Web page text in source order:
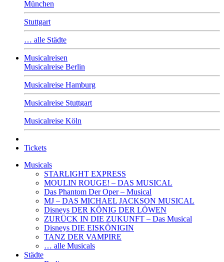
München
Stuttgart
… alle Städte
Musicalreisen
Musicalreise Berlin
Musicalreise Hamburg
Musicalreise Stuttgart
Musicalreise Köln
Tickets
Musicals
STARLIGHT EXPRESS
MOULIN ROUGE! – DAS MUSICAL
Das Phantom Der Oper – Musical
MJ – DAS MICHAEL JACKSON MUSICAL
Disneys DER KÖNIG DER LÖWEN
ZURÜCK IN DIE ZUKUNFT – Das Musical
Disneys DIE EISKÖNIGIN
TANZ DER VAMPIRE
… alle Musicals
Städte